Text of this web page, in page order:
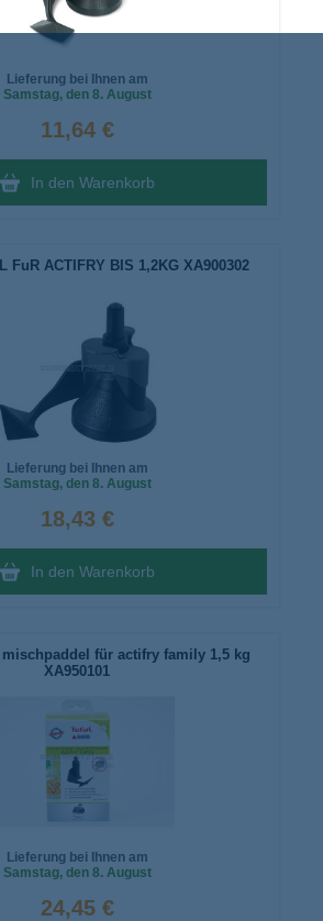
Lieferung bei Ihnen am
Samstag, den 8. August
11,64 €
In den Warenkorb
FuR ACTIFRY BIS 1,2KG XA900302
Lieferung bei Ihnen am
Samstag, den 8. August
18,43 €
In den Warenkorb
für actifry family 1,5 kg
XA950101
Lieferung bei Ihnen am
Samstag, den 8. August
24,45 €